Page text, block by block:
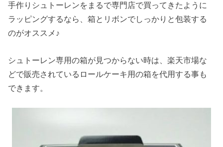
手作りシュトーレンをまるで専門店で買ってきたように
ラッピングするなら、箱とリボンでしっかりと包装する
のがオススメ♪
シュトーレン専用の箱が見つからない時は、楽天市場な
どで販売されているロールケーキ用の箱を代用する事も
できます。